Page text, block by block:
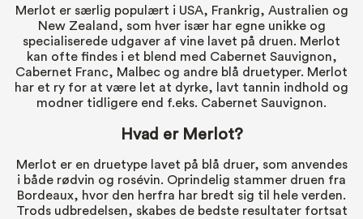
Merlot er særlig populært i USA, Frankrig, Australien og
New Zealand, som hver især har egne unikke og
specialiserede udgaver af vine lavet på druen. Merlot
kan ofte findes i et blend med Cabernet Sauvignon,
Cabernet Franc, Malbec og andre blå druetyper. Merlot
har et ry for at være let at dyrke, lavt tannin indhold og
modner tidligere end f.eks. Cabernet Sauvignon.
Hvad er Merlot?
Merlot er en druetype lavet på blå druer, som anvendes
i både rødvin og rosévin. Oprindelig stammer druen fra
Bordeaux, hvor den herfra har bredt sig til hele verden.
Trods udbredelsen, skabes de bedste resultater fortsat